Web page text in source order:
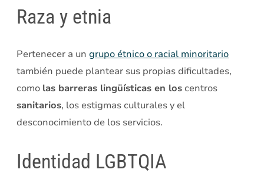
Raza y etnia
Pertenecer a un grupo étnico o racial minoritario
también puede plantear sus propias dificultades,
como las barreras lingüísticas en los centros
sanitarios, los estigmas culturales y el
desconocimiento de los servicios.
Identidad LGBTQIA